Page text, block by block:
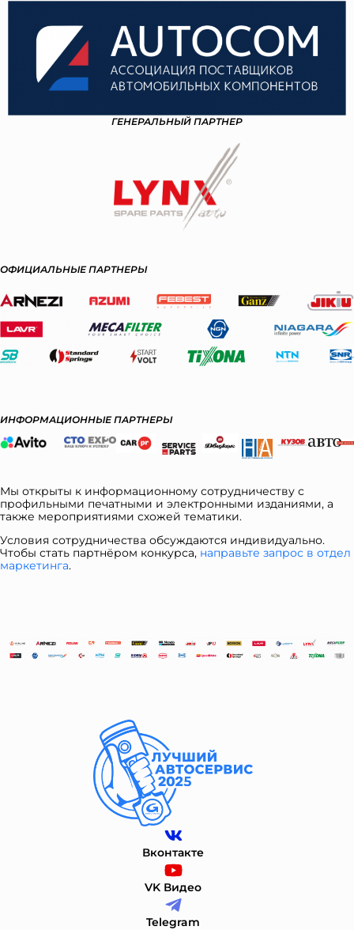
ГЕНЕРАЛЬНЫЙ ПАРТНЕР
ОФИЦИАЛЬНЫЕ ПАРТНЕРЫ
ИНФОРМАЦИОННЫЕ ПАРТНЕРЫ
Мы открыты к информационному сотрудничеству с
профильными печатными и электронными изданиями, а
также мероприятиями схожей тематики.
Условия сотрудничества обсуждаются индивидуально.
Чтобы стать партнёром конкурса, направьте запрос в отдел
маркетинга.
Вконтакте
VK Видео
Telegram